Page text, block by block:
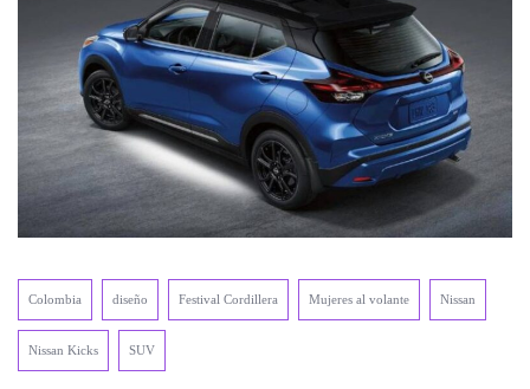
Colombia diseño Festival Cordillera Mujeres al volante Nissan
Nissan Kicks SUV